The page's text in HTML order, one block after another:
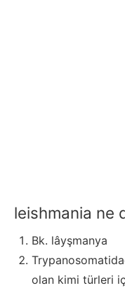
leishmania ne
Bk. lâyşmanya
olan kimi türleri